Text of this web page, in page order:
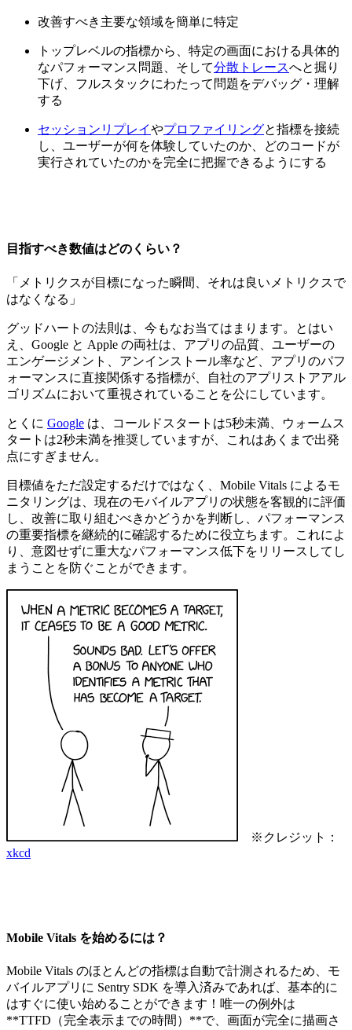
改善すべき主要な領域を簡単に特定
トップレベルの指標から、特定の画面における具体的
なパフォーマンス問題、そして分散トレースへと掘り
下げ、フルスタックにわたって問題をデバッグ・理解
する
セッションリプレイやプロファイリングと指標を接続
し、ユーザーが何を体験していたのか、どのコードが
実行されていたのかを完全に把握できるようにする
目指すべき数値はどのくらい？
「メトリクスが目標になった瞬間、それは良いメトリクスで
はなくなる」
グッドハートの法則は、今もなお当てはまります。とはい
え、Google と Apple の両社は、アプリの品質、ユーザーの
エンゲージメント、アンインストール率など、アプリのパフ
ォーマンスに直接関係する指標が、自社のアプリストアアル
ゴリズムにおいて重視されていることを公にしています。
とくに Google は、コールドスタートは5秒未満、ウォームス
タートは2秒未満を推奨していますが、これはあくまで出発
点にすぎません。
目標値をただ設定するだけではなく、Mobile Vitals によるモ
ニタリングは、現在のモバイルアプリの状態を客観的に評価
し、改善に取り組むべきかどうかを判断し、パフォーマンス
の重要指標を継続的に確認するために役立ちます。これによ
り、意図せずに重大なパフォーマンス低下をリリースしてし
まうことを防ぐことができます。
※クレジット：
xkcd
Mobile Vitals を始めるには？
Mobile Vitals のほとんどの指標は自動で計測されるため、モ
バイルアプリに Sentry SDK を導入済みであれば、基本的に
はすぐに使い始めることができます！唯一の例外は
**TTFD（完全表示までの時間）**で、画面が完全に描画さ